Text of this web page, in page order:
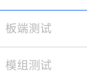
板端测试
模组测试